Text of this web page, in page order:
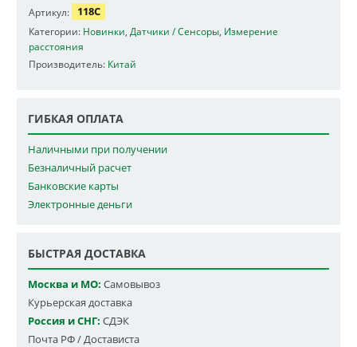
Артикул: 118C
Категории: Новинки Датчики / Сенсоры Измерение
расстояния
Производитель: Китай
ГИБКАЯ ОПЛАТА
Наличными при получении
Безналичный расчет
Банковские карты
Электронные деньги
БЫСТРАЯ ДОСТАВКА
Москва и МО: Самовывоз
Курьерская доставка
Россия и СНГ: СДЭК
Почта РФ / Достависта